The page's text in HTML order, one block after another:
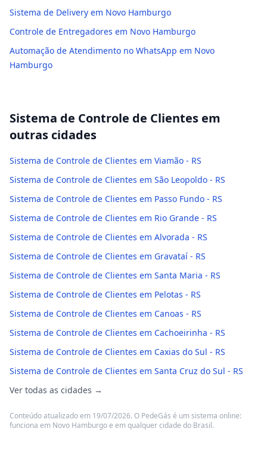
Sistema de Delivery em Novo Hamburgo
Controle de Entregadores em Novo Hamburgo
Automação de Atendimento no WhatsApp em Novo
Hamburgo
Sistema de Controle de Clientes em
outras cidades
Sistema de Controle de Clientes em Viamão - RS
Sistema de Controle de Clientes em São Leopoldo - RS
Sistema de Controle de Clientes em Passo Fundo - RS
Sistema de Controle de Clientes em Rio Grande - RS
Sistema de Controle de Clientes em Alvorada - RS
Sistema de Controle de Clientes em Gravataí - RS
Sistema de Controle de Clientes em Santa Maria - RS
Sistema de Controle de Clientes em Pelotas - RS
Sistema de Controle de Clientes em Canoas - RS
Sistema de Controle de Clientes em Cachoeirinha - RS
Sistema de Controle de Clientes em Caxias do Sul - RS
Sistema de Controle de Clientes em Santa Cruz do Sul - RS
Ver todas as cidades →
Conteúdo atualizado em 19/07/2026. O PedeGás é um sistema online:
funciona em Novo Hamburgo e em qualquer cidade do Brasil.